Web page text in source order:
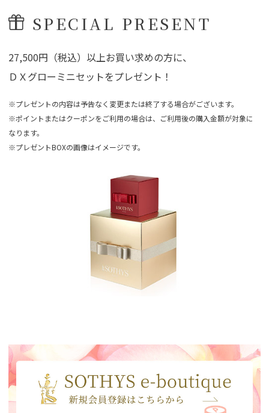
SPECIAL PRESENT
27,500円（税込）以上お買い求めの方に、
ＤＸグローミニセットをプレゼント！
※プレゼントの内容は予告なく変更または終了する場合がございます。
※ポイントまたはクーポンをご利用の場合は、ご利用後の購入金額が対象に
なります。
※プレゼントBOXの画像はイメージです。